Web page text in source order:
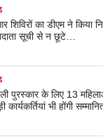
का डीएम ने किया
सूची से न छूटे…
पुरस्कार के लिए 13
कार्यकर्तियां भी होंगी